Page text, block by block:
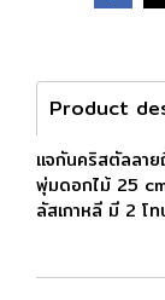
Product
แจกันคริสตัลลาย
พุ่มดอกไม้ 25
ลัสเกาหลี มี 2 โ